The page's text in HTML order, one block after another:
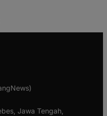
Jawa Tengah,